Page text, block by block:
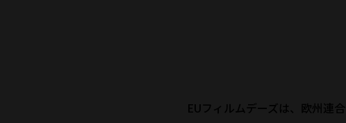
EUフィルムデーズは、欧州連